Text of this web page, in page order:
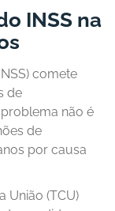
INSS na
comete
de
não é
de
por causa
União (TCU)